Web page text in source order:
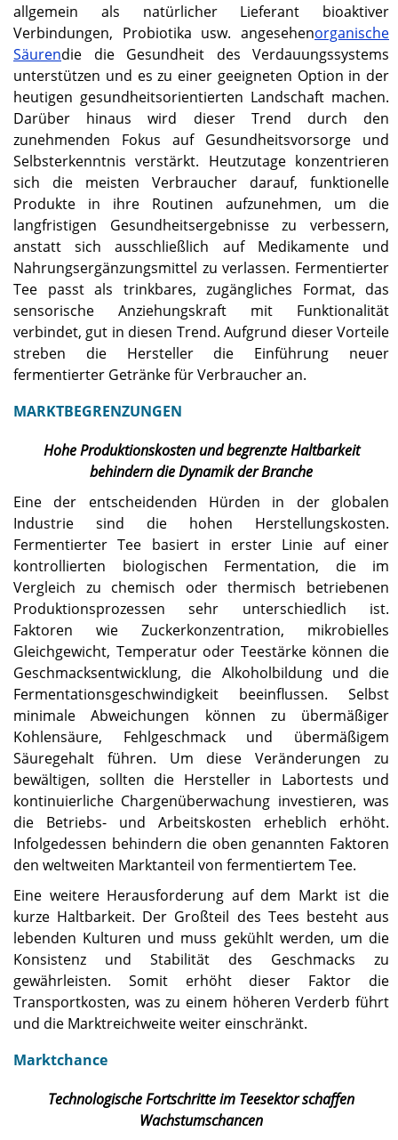
allgemein als natürlicher Lieferant bioaktiver
Verbindungen, Probiotika usw. angesehenorganische
Säurendie die Gesundheit des Verdauungssystems
unterstützen und es zu einer geeigneten Option in der
heutigen gesundheitsorientierten Landschaft machen.
Darüber hinaus wird dieser Trend durch den
zunehmenden Fokus auf Gesundheitsvorsorge und
Selbsterkenntnis verstärkt. Heutzutage konzentrieren
sich die meisten Verbraucher darauf, funktionelle
Produkte in ihre Routinen aufzunehmen, um die
langfristigen Gesundheitsergebnisse zu verbessern,
anstatt sich ausschließlich auf Medikamente und
Nahrungsergänzungsmittel zu verlassen. Fermentierter
Tee passt als trinkbares, zugängliches Format, das
sensorische Anziehungskraft mit Funktionalität
verbindet, gut in diesen Trend. Aufgrund dieser Vorteile
streben die Hersteller die Einführung neuer
fermentierter Getränke für Verbraucher an.
MARKTBEGRENZUNGEN
Hohe Produktionskosten und begrenzte Haltbarkeit
behindern die Dynamik der Branche
Eine der entscheidenden Hürden in der globalen
Industrie sind die hohen Herstellungskosten.
Fermentierter Tee basiert in erster Linie auf einer
kontrollierten biologischen Fermentation, die im
Vergleich zu chemisch oder thermisch betriebenen
Produktionsprozessen sehr unterschiedlich ist.
Faktoren wie Zuckerkonzentration, mikrobielles
Gleichgewicht, Temperatur oder Teestärke können die
Geschmacksentwicklung, die Alkoholbildung und die
Fermentationsgeschwindigkeit beeinflussen. Selbst
minimale Abweichungen können zu übermäßiger
Kohlensäure, Fehlgeschmack und übermäßigem
Säuregehalt führen. Um diese Veränderungen zu
bewältigen, sollten die Hersteller in Labortests und
kontinuierliche Chargenüberwachung investieren, was
die Betriebs- und Arbeitskosten erheblich erhöht.
Infolgedessen behindern die oben genannten Faktoren
den weltweiten Marktanteil von fermentiertem Tee.
Eine weitere Herausforderung auf dem Markt ist die
kurze Haltbarkeit. Der Großteil des Tees besteht aus
lebenden Kulturen und muss gekühlt werden, um die
Konsistenz und Stabilität des Geschmacks zu
gewährleisten. Somit erhöht dieser Faktor die
Transportkosten, was zu einem höheren Verderb führt
und die Marktreichweite weiter einschränkt.
Marktchance
Technologische Fortschritte im Teesektor schaffen
Wachstumschancen